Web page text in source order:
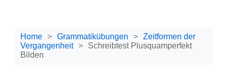
Home Grammatikübungen
Zeitformen der
Vergangenheit
Schreibtest Plusquamperfekt
Bilden